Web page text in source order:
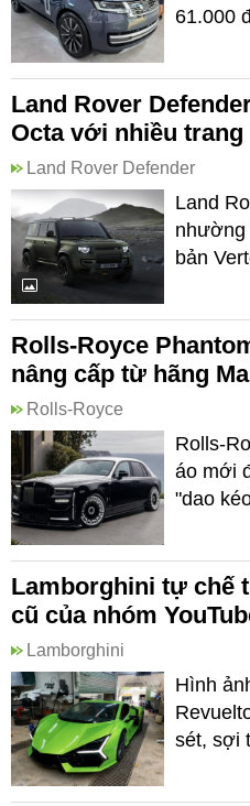
61.000
Land Rover
Octa với nhiều
Land Rover Defender
Land
nhường
bản
Rolls-Royce
nâng cấp từ hãng
Rolls-Royce
Rolls-
áo mới
"dao
Lamborghini tự chế
cũ của nhóm
Lamborghini
Hình
sét, sợi